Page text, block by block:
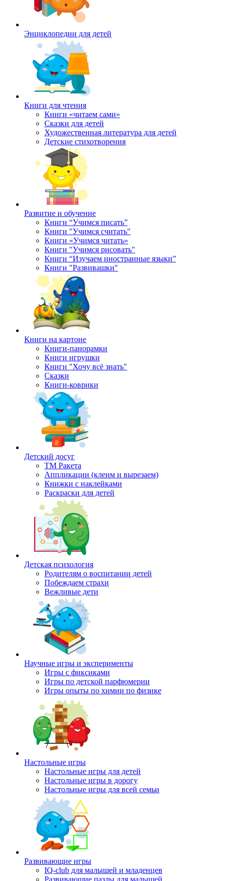
Энциклопедии для детей
Книги для чтения
Книги «читаем сами»
Сказки для детей
Художественная литература для детей
Детские стихотворения
Развитие и обучение
Книги “Учимся писать”
Книги "Учимся считать"
Книги «Учимся читать»
Книги "Учимся рисовать"
Книги “Изучаем иностранные языки”
Книги "Развивашки"
Книги на картоне
Книги-панорамки
Книги игрушки
Книги "Хочу всё знать"
Сказки
Книги-коврики
Детский досуг
ТМ Ракета
Аппликации (клеим и вырезаем)
Книжки с наклейками
Раскраски для детей
Детская психология
Родителям о воспитании детей
Побеждаем страхи
Вежливые дети
Научные игры и эксперименты
Игры с фиксиками
Игры по детской парфюмерии
Игры опыты по химии по физике
Настольные игры
Настольные игры для детей
Настольные игры в дорогу
Настольные игры для всей семьи
Развивающие игры
IQ-club для малышей и младенцев
Развивающие пазлы для малышей